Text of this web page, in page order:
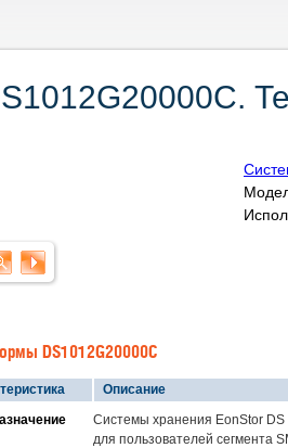
DS1012G20000C
Описание
Системы хранения EonStor
для пользователей сегмента